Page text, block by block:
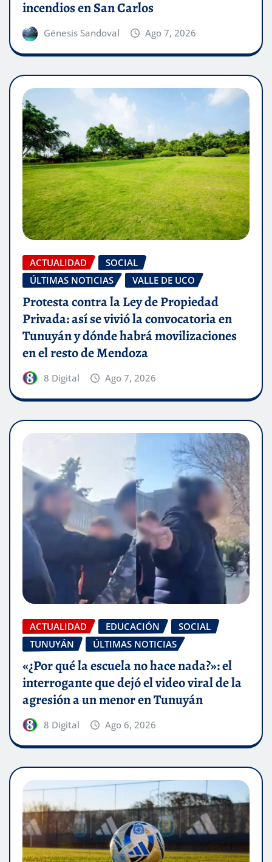
incendios en San Carlos
Génesis Sandoval Ago 7, 2026
ACTUALIDAD
SOCIAL
ÚLTIMAS NOTICIAS
VALLE DE UCO
Protesta contra la Ley de Propiedad
Privada: así se vivió la convocatoria en
Tunuyán y dónde habrá movilizaciones
en el resto de Mendoza
8 Digital Ago 7, 2026
ACTUALIDAD EDUCACIÓN
SOCIAL
TUNUYÁN
ÚLTIMAS NOTICIAS
«¿Por qué la escuela no hace nada?»: el
interrogante que dejó el video viral de la
agresión a un menor en Tunuyán
8 Digital Ago 6, 2026